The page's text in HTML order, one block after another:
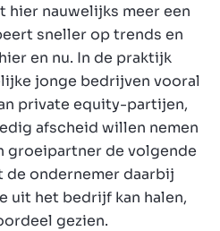
nauwelijks meer een
sneller op trends en
en nu. In de praktijk
jonge bedrijven vooral
private equity-partijen,
afscheid willen nemen
groeipartner de volgende
de ondernemer daarbij
uit het bedrijf kan halen,
gezien.